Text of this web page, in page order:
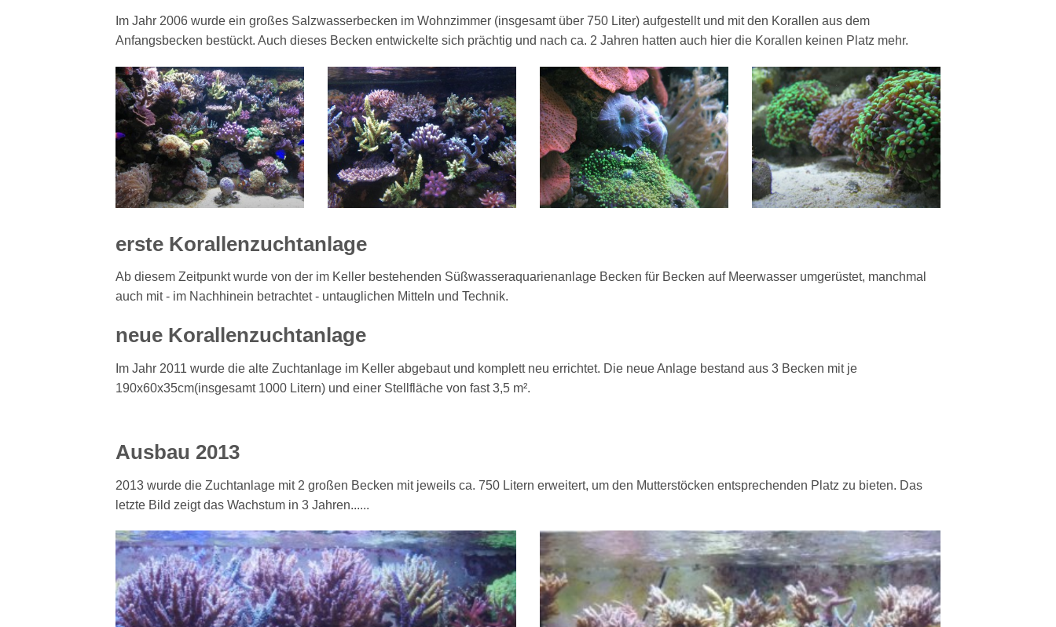
Im Jahr 2006 wurde ein großes Salzwasserbecken im Wohnzimmer (insgesamt über 750 Liter) aufgestellt und mit den Korallen aus dem
Anfangsbecken bestückt. Auch dieses Becken entwickelte sich prächtig und nach ca. 2 Jahren hatten auch hier die Korallen keinen Platz mehr.
erste Korallenzuchtanlage
Ab diesem Zeitpunkt wurde von der im Keller bestehenden Süßwasseraquarienanlage Becken für Becken auf Meerwasser umgerüstet, manchmal
auch mit - im Nachhinein betrachtet - untauglichen Mitteln und Technik.
neue Korallenzuchtanlage
Im Jahr 2011 wurde die alte Zuchtanlage im Keller abgebaut und komplett neu errichtet. Die neue Anlage bestand aus 3 Becken mit je
190x60x35cm(insgesamt 1000 Litern) und einer Stellfläche von fast 3,5 m².
Ausbau 2013
2013 wurde die Zuchtanlage mit 2 großen Becken mit jeweils ca. 750 Litern erweitert, um den Mutterstöcken entsprechenden Platz zu bieten. Das
letzte Bild zeigt das Wachstum in 3 Jahren......